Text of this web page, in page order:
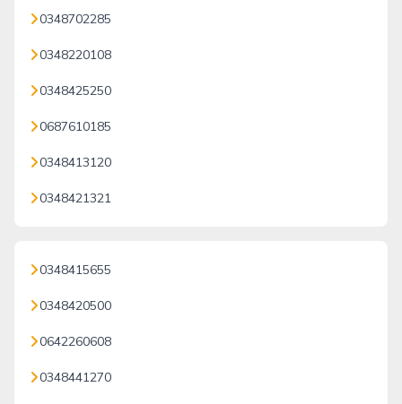
0348702285
0348220108
0348425250
0687610185
0348413120
0348421321
0348415655
0348420500
0642260608
0348441270